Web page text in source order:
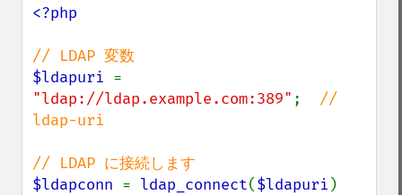
<?php
$ldapuri
"ldap://ldap.example.com:389" ; //
ldap-uri
$ldapconn = ldap_connect($ldapuri )